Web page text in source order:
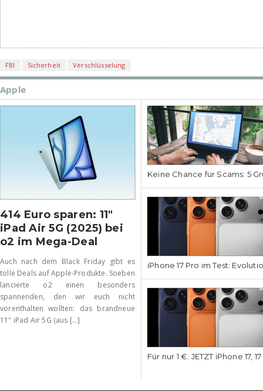
FBI Sicherheit Verschlüsselung
Apple
414 Euro sparen: 11″
iPad Air 5G (2025) bei
o2 im Mega-Deal
Auch nach dem Black Friday gibt es
tolle Deals auf Apple-Produkte. Soeben
lancierte o2 einen besonders
spannenden, den wir euch nicht
vorenthalten wollten: das brandneue
11" iPad Air 5G (aus [...]
Keine Chance für Scams: 5
iPhone 17 Pro im Test:
Für nur 1 €: JETZT iPhone 17,